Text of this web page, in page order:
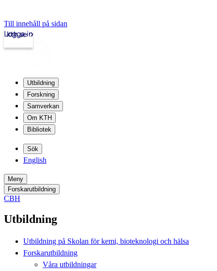
Till innehåll på sidan
kth.se
Logga in
Utbildning
Forskning
Samverkan
Om KTH
Bibliotek
Sök
English
Meny
Forskarutbildning
CBH
Utbildning
Utbildning på Skolan för kemi, bioteknologi och hälsa
Forskarutbildning
Våra utbildningar